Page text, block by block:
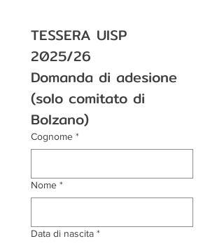
TESSERA UISP
2025/26
Domanda di adesione
(solo comitato di
Bolzano)
Cognome *
Nome *
Data di nascita *